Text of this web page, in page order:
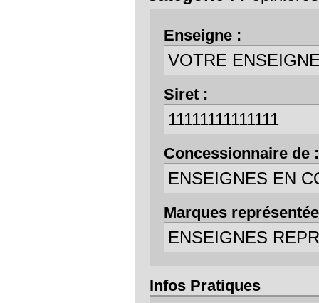
Enseigne :
VOTRE
Siret :
11111111111111
Concessionnaire de :
ENSEIGNES EN
Marques
ENSEIGNES
Infos Pratiques